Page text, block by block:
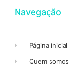
Navegação
Página inicial
Quem somos